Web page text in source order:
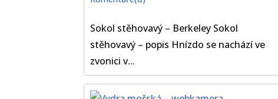
Sokol stěhovavý – Berkeley Sokol
stěhovavý – popis Hnízdo se nachází ve
zvonici v...